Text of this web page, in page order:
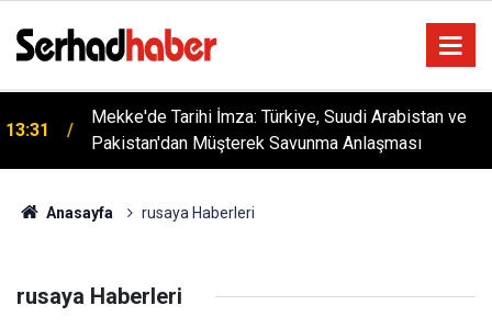
13:31
Mekke'de Tarihi İmza: Türkiye, Suudi Arabistan ve
Pakistan'dan Müşterek Savunma Anlaşması
Anasayfa rusaya Haberleri
rusaya Haberleri